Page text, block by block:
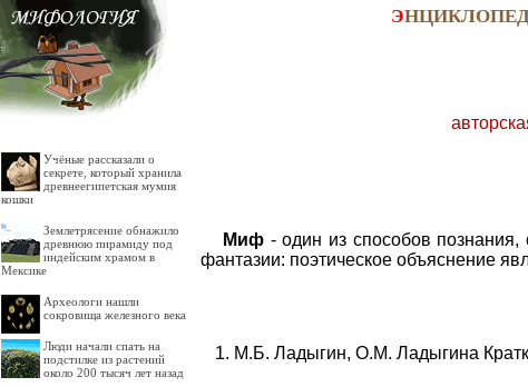
Э
Учёные рассказали о
секрете, который хранила
древнеегипетская мумия
кошки
Землетрясение обнажило
древнюю пирамиду под
индейским храмом в
Мексике
Археологи нашли
сокровища железного века
Люди начали спать на
подстилке из растений
около 200 тысяч лет назад
Миф - один из способов
фантазии: поэтическое объяснение
М.Б. Ладыгин, О.М. Ладыгина